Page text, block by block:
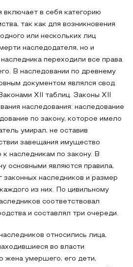
включает в себя категорию
так как для возникновения
или нескольких лиц
наследодателя, но и
переходили все права
В наследовании по древнему
документом являлся свод
XII таблиц. Законы XII
наследования: наследование
по закону, которое имело
умирал, не оставив
завещания имущество
наследникам по закону. В
основными являются правила,
законных наследников и размер
из них. По цивильному
соответствовал
и составлял три очереди.
относились лица,
во власти
жена умершего, его дети,